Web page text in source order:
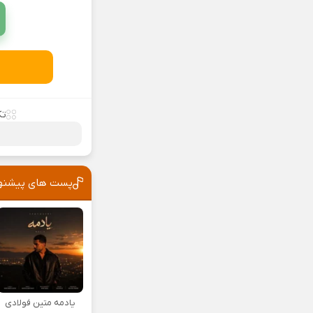
پست های
یادمه متین فولادی